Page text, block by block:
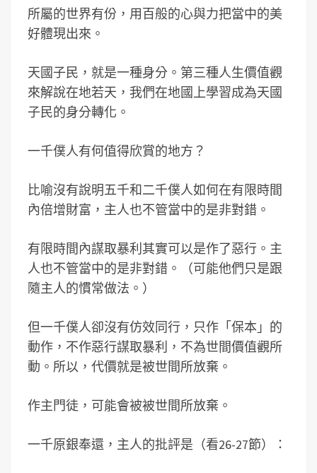
所屬的世界有份，用百般的心與力把當中的美
好體現出來。
天國子民，就是一種身分。第三種人生價值觀
來解說在地若天，我們在地國上學習成為天國
子民的身分轉化。
一千僕人有何值得欣賞的地方？
比喻沒有說明五千和二千僕人如何在有限時間
內倍增財富，主人也不管當中的是非對錯。
有限時間內謀取暴利其實可以是作了惡行。主
人也不管當中的是非對錯。（可能他們只是跟
隨主人的慣常做法。）
但一千僕人卻沒有仿效同行，只作「保本」的
動作，不作惡行謀取暴利，不為世間價值觀所
動。所以，代價就是被世間所放棄。
作主門徒，可能會被被世間所放棄。
一千原銀奉還，主人的批評是（看26-27節）：